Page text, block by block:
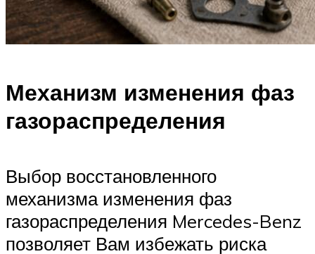
Механизм изменения фаз
газораспределения
Выбор восстановленного
механизма изменения фаз
газораспределения Mercedes-Benz
позволяет Вам избежать риска